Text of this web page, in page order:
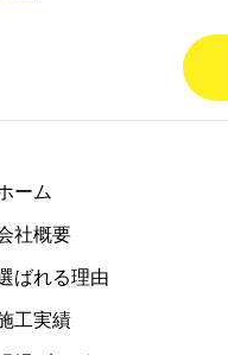
ーム
社概要
ばれる理由
工実績